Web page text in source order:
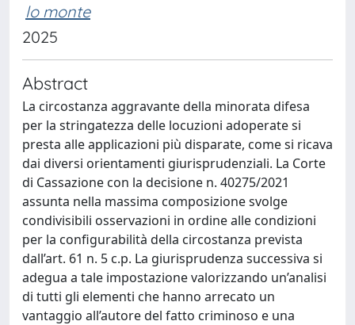
lo monte
2025
Abstract
La circostanza aggravante della minorata difesa
per la stringatezza delle locuzioni adoperate si
presta alle applicazioni più disparate, come si ricava
dai diversi orientamenti giurisprudenziali. La Corte
di Cassazione con la decisione n. 40275/2021
assunta nella massima composizione svolge
condivisibili osservazioni in ordine alle condizioni
per la configurabilità della circostanza prevista
dall’art. 61 n. 5 c.p. La giurisprudenza successiva si
adegua a tale impostazione valorizzando un’analisi
di tutti gli elementi che hanno arrecato un
vantaggio all’autore del fatto criminoso e una